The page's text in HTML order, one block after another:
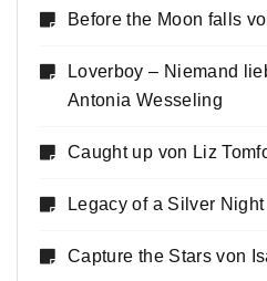
Before the Moon falls
Loverboy – Niemand
Antonia Wesseling
Caught up von Liz
Legacy of a Silver
Capture the Stars von